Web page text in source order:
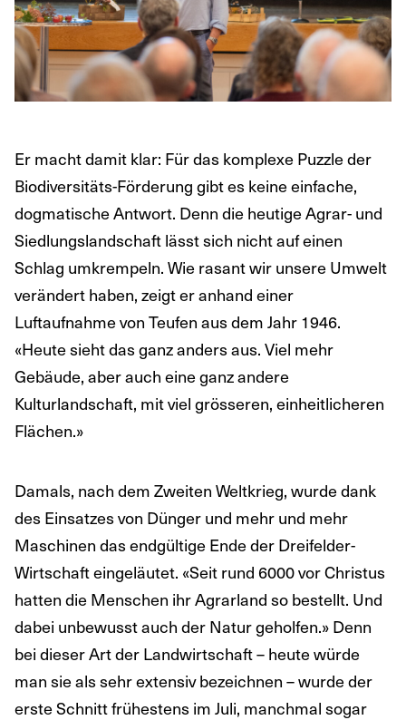
Er macht damit klar: Für das komplexe Puzzle der
Biodiversitäts-Förderung gibt es keine einfache,
dogmatische Antwort. Denn die heutige Agrar- und
Siedlungslandschaft lässt sich nicht auf einen
Schlag umkrempeln. Wie rasant wir unsere Umwelt
verändert haben, zeigt er anhand einer
Luftaufnahme von Teufen aus dem Jahr 1946.
«Heute sieht das ganz anders aus. Viel mehr
Gebäude, aber auch eine ganz andere
Kulturlandschaft, mit viel grösseren, einheitlicheren
Flächen.»
Damals, nach dem Zweiten Weltkrieg, wurde dank
des Einsatzes von Dünger und mehr und mehr
Maschinen das endgültige Ende der Dreifelder-
Wirtschaft eingeläutet. «Seit rund 6000 vor Christus
hatten die Menschen ihr Agrarland so bestellt. Und
dabei unbewusst auch der Natur geholfen.» Denn
bei dieser Art der Landwirtschaft – heute würde
man sie als sehr extensiv bezeichnen – wurde der
erste Schnitt frühestens im Juli, manchmal sogar